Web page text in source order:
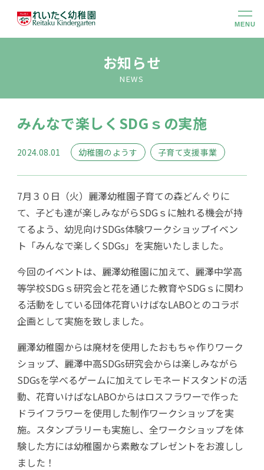
MENU
幼稚園のこと
大切にしていること
幼稚園での生活
未就園児クラス
入園のご案内
アクセス
お知らせ
NEWS
みんなで楽しくSDGｓの実施
2024.08.01 幼稚園のようす 子育て支援事業
7月３０日（火）麗澤幼稚園子育ての森どんぐりに
て、子ども達が楽しみながらSDGｓに触れる機会が持
てるよう、幼児向けSDGs体験ワークショップイベン
ト「みんなで楽しくSDGs」を実施いたしました。
今回のイベントは、麗澤幼稚園に加えて、麗澤中学高
等学校SDGｓ研究会と花を通じた教育やSDGｓに関わ
る活動をしている団体花育いけばなLABOとのコラボ
企画として実施を致しました。
麗澤幼稚園からは廃材を使用したおもちゃ作りワーク
ショップ、麗澤中高SDGs研究会からは楽しみながら
SDGsを学べるゲームに加えてレモネードスタンドの活
動、花育いけばなLABOからはロスフラワーで作った
ドライフラワーを使用した制作ワークショップを実
施。スタンプラリーも実施し、全ワークショップを体
験した方には幼稚園から素敵なプレゼントをお渡しし
ました！